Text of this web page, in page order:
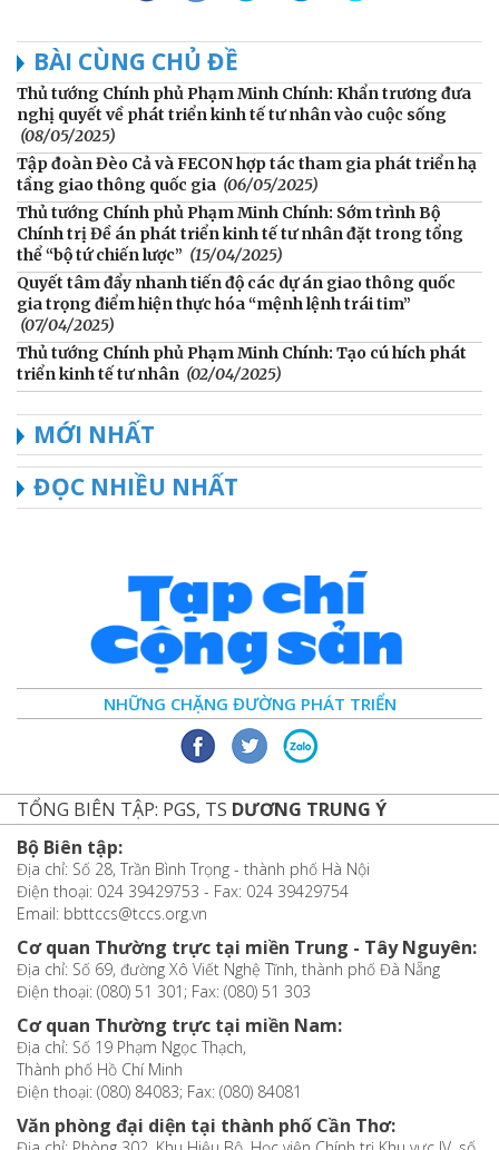
BÀI CÙNG CHỦ ĐỀ
Thủ tướng Chính phủ Phạm Minh Chính: Khẩn trương đưa
nghị quyết về phát triển kinh tế tư nhân vào cuộc sống
(08/05/2025)
Tập đoàn Đèo Cả và FECON hợp tác tham gia phát triển hạ
tầng giao thông quốc gia (06/05/2025)
Thủ tướng Chính phủ Phạm Minh Chính: Sớm trình Bộ
Chính trị Đề án phát triển kinh tế tư nhân đặt trong tổng
thể “bộ tứ chiến lược” (15/04/2025)
Quyết tâm đẩy nhanh tiến độ các dự án giao thông quốc
gia trọng điểm hiện thực hóa “mệnh lệnh trái tim”
(07/04/2025)
Thủ tướng Chính phủ Phạm Minh Chính: Tạo cú hích phát
triển kinh tế tư nhân (02/04/2025)
MỚI NHẤT
ĐỌC NHIỀU NHẤT
NHỮNG CHẶNG ĐƯỜNG PHÁT TRIỂN
TỔNG BIÊN TẬP: PGS, TS DƯƠNG TRUNG Ý
Bộ Biên tập:
Địa chỉ: Số 28, Trần Bình Trọng - thành phố Hà Nội
Điện thoại: 024 39429753 - Fax: 024 39429754
Email: bbttccs@tccs.org.vn
Cơ quan Thường trực tại miền Trung - Tây Nguyên:
Địa chỉ: Số 69, đường Xô Viết Nghệ Tĩnh, thành phố Đà Nẵng
Điện thoại: (080) 51 301; Fax: (080) 51 303
Cơ quan Thường trực tại miền Nam:
Địa chỉ: Số 19 Phạm Ngọc Thạch,
Thành phố Hồ Chí Minh
Điện thoại: (080) 84083; Fax: (080) 84081
Văn phòng đại diện tại thành phố Cần Thơ: